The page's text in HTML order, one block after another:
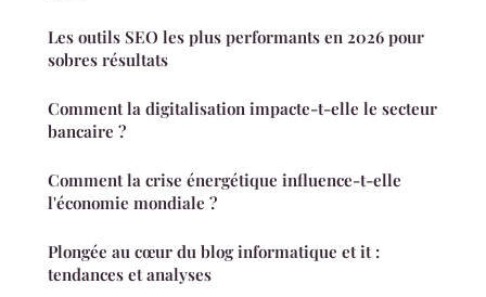
Les outils SEO les plus performants en 2026 pour
sobres résultats
Comment la digitalisation impacte-t-elle le secteur
bancaire ?
Comment la crise énergétique influence-t-elle
l'économie mondiale ?
Plongée au cœur du blog informatique et it :
tendances et analyses